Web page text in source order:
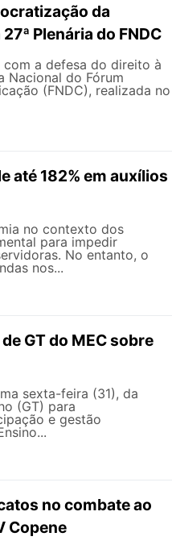
da
Plenária do FNDC
com a defesa do direito à
Nacional do Fórum
(FNDC), realizada no
até 182% em auxílios
no contexto dos
para impedir
No entanto, o
nos...
GT do MEC sobre
sexta-feira (31), da
(GT) para
e gestão
no combate ao
Copene